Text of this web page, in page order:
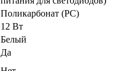
Поликарбонат (PC)
12 Вт
Белый
Да